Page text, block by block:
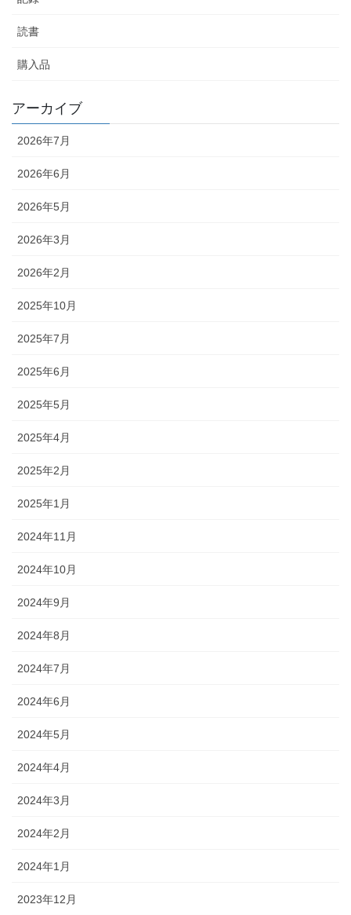
読書
購入品
アーカイブ
2026年7月
2026年6月
2026年5月
2026年3月
2026年2月
2025年10月
2025年7月
2025年6月
2025年5月
2025年4月
2025年2月
2025年1月
2024年11月
2024年10月
2024年9月
2024年8月
2024年7月
2024年6月
2024年5月
2024年4月
2024年3月
2024年2月
2024年1月
2023年12月